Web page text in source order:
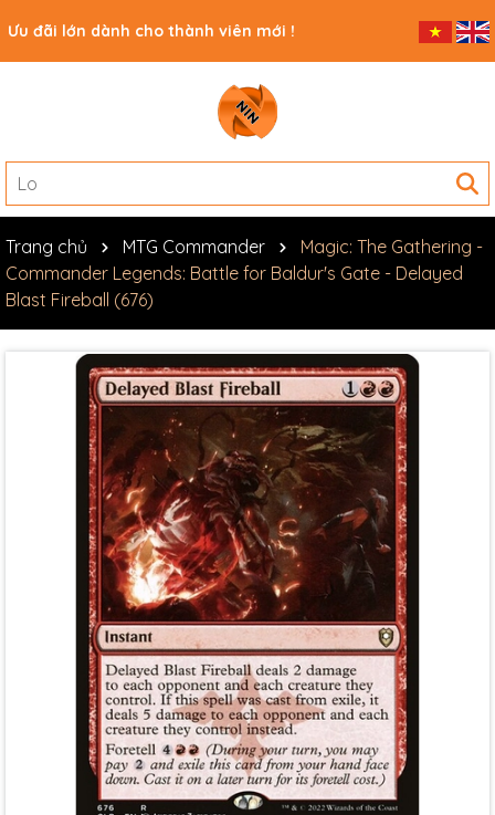
Ưu đãi lớn dành cho thành viên mới !
Trang chủ MTG Commander
Magic: The Gathering -
Commander Legends: Battle for Baldur's Gate - Delayed
Blast Fireball (676)
Mã giảm giá:
Ngày hết hạn:
Điều kiện: